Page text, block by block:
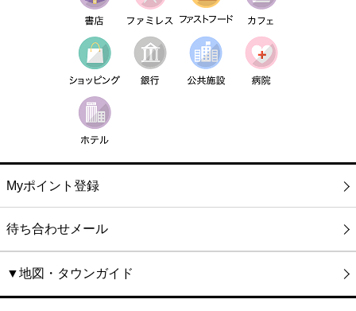
Myポイント登録
待ち合わせメール
▼地図・タウンガイド